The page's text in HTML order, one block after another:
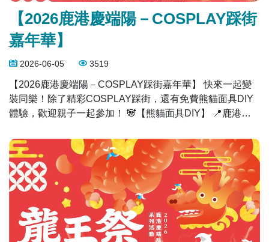
【2026鹿港慶端陽－COSPLAY踩街
嘉年華】
2026-06-05 3519
【2026鹿港慶端陽－COSPLAY踩街嘉年華】 快來一起變
裝同樂！除了精彩COSPLAY踩街，還有免費熊貓面具DIY
體驗，歡迎親子一起參加！ 🐼【熊貓面具DIY】 📍鹿港鎮
童 💰 免費參加（限額250名，另開放50名現場報名） 📍
14:30 鹿港鎮公所前廣場暖場演出 🚶‍♂️15:00 踩街隊伍正式出
發 🎭15:10－16:15 鹿港郵局前定點表演及互動演出 📸
16:20 洛津國小大合照 歡迎大小朋友一起變裝、看表演、拍
美照，感受鹿港最熱鬧的端午嘉年華！✨🐼🎭🎶 報名網
址：
https://www.accupass.com/event/2605290602205637637650